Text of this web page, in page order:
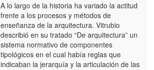
A lo largo de la historia ha variado la actitud
frente a los procesos y métodos de
enseñanza de la arquitectura. Vitrubio
describió en su tratado “De arquitectura” un
sistema normativo de componentes
tipológicos en el cual había reglas que
indicaban la jerarquía y la articulación de las